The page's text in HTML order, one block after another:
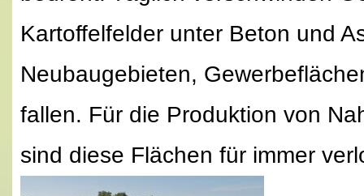
Kartoffelfelder unter Beton und
Neubaugebieten,
fallen. Für die Produktion von
sind diese Flächen für immer